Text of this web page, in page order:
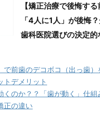
【矯正治療で後悔する
「4人に1人」が後悔
歯科医院選びの決定的
で前歯のデコボコ（出っ歯
トデメリット
くのか？？「歯が動く」仕組
正の違い